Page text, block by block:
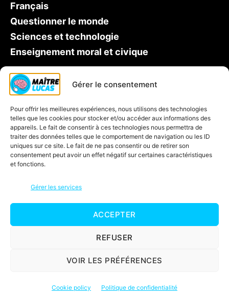
Gérer le consentement
Pour offrir les meilleures expériences, nous utilisons des technologies
telles que les cookies pour stocker et/ou accéder aux informations des
appareils. Le fait de consentir à ces technologies nous permettra de
traiter des données telles que le comportement de navigation ou les ID
uniques sur ce site. Le fait de ne pas consentir ou de retirer son
consentement peut avoir un effet négatif sur certaines caractéristiques
et fonctions.
Gérer les services
ACCEPTER
REFUSER
VOIR LES PRÉFÉRENCES
Cookie policy Politique de confidentialité
Français
Questionner le monde
Sciences et technologie
Enseignement moral et civique
Qui est Maître Lucas ?
Soutien scolaire CP
Contactez-nous
Inscription à la newsletter
Blog
C’est quoi une carte mentale ?
Politique de confidentialité
Conditions d’utilisation